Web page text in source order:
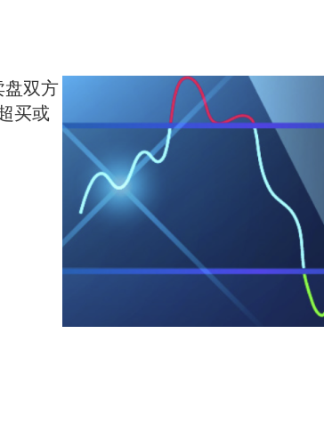
盘双方
买或